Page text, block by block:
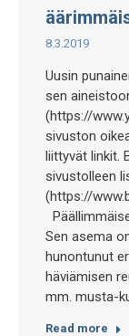
8.3.2019
Uusin
sen
(https://
sivuston
liittyvät linkit.
sivustolleen
(https://
Sen asema
hunontunut
häviämisen
mm. musta-
Read more